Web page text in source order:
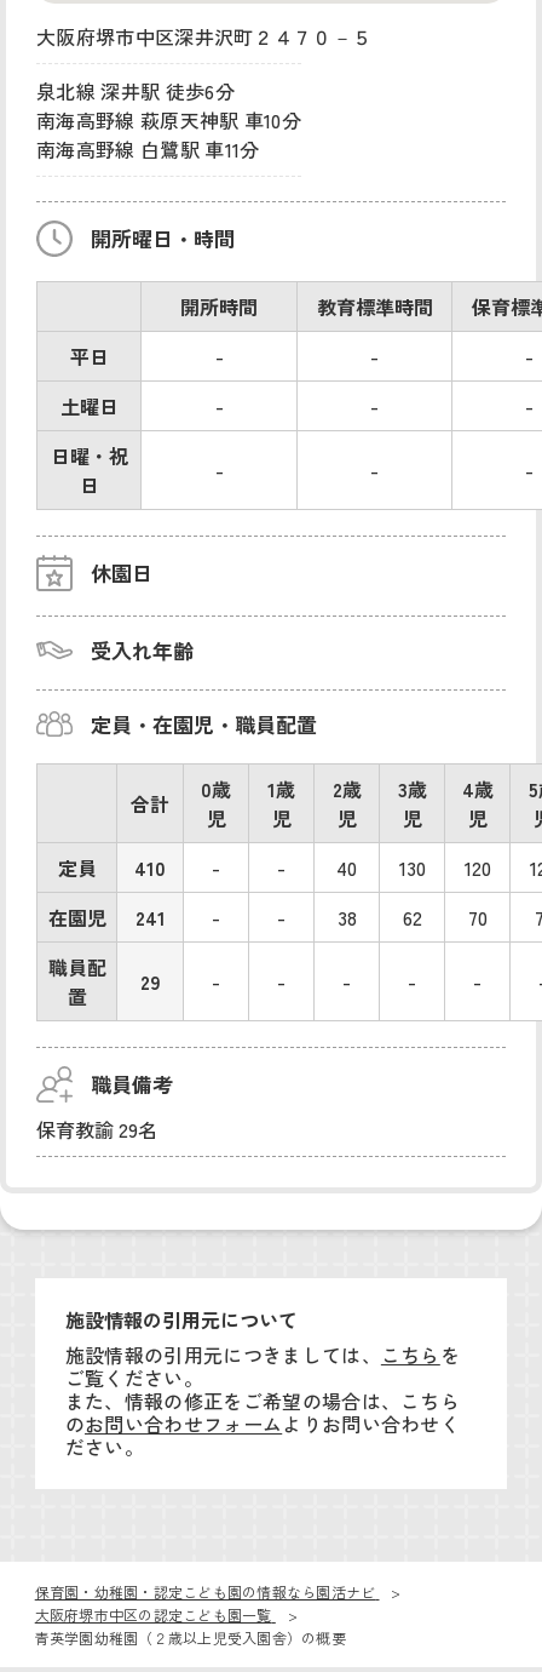
大阪府堺市中区深井沢町２４７０－５
泉北線 深井駅 徒歩6分
南海高野線 萩原天神駅 車10分
南海高野線 白鷺駅 車11分
開所曜日・時間
開所時間 教育標準時間
保育標
平日
- -
-
土曜日
- -
-
日曜・祝
日
- - -
休園日
受入れ年齢
定員・在園児・職員配置
合計
0歳
児
1歳
児
2歳
児
3歳
児
4歳
児
定員
410 - - 40 130 120
在園児
241 - - 38 62 70
職員配
置
29 - - - - -
職員備考
保育教諭 29名
施設情報の引用元について
施設情報の引用元につきましては、 こちら を
ご覧ください。
また、情報の修正をご希望の場合は、こちら
のお問い合わせフォームよりお問い合わせく
ださい。
保育園・幼稚園・認定こども園の情報なら園活ナビ
大阪府堺市中区の認定こども園一覧
青英学園幼稚園（２歳以上児受入園舎）の概要